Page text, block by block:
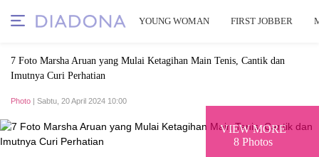
YOUNG WOMAN FIRST JOBBER
7 Foto Marsha Aruan yang Mulai Ketagihan Main Tenis, Cantik dan
Imutnya Curi Perhatian
Photo | Sabtu, 20 April 2024 10:00
VIEW MORE
8 Photos